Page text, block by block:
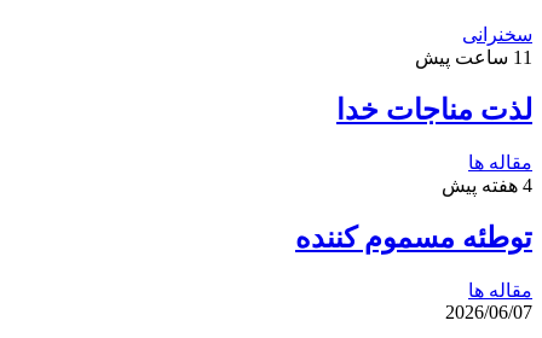
سخنرانی
11 ساعت پیش
لذت مناجات خدا
مقاله ها
4 هفته پیش
توطئه مسموم کننده
مقاله ها
2026/06/07